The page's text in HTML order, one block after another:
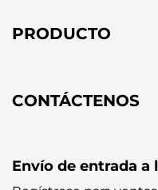
PRODUCTO
CONTÁCTENOS
Envío de entrada a